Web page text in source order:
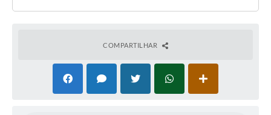
COMPARTILHAR